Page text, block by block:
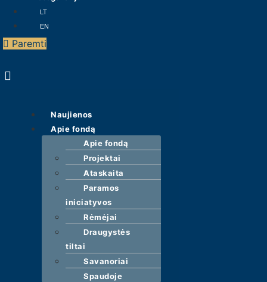
Meniu
LT
EN
Paremti
Naujienos
Apie fondą
Apie fondą
Projektai
Ataskaita
Paramos
iniciatyvos
Rėmėjai
Draugystės
tiltai
Savanoriai
Spaudoje